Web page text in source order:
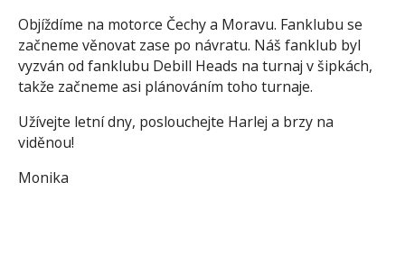
Objíždíme na motorce Čechy a Moravu. Fanklubu se
začneme věnovat zase po návratu. Náš fanklub byl
vyzván od fanklubu Debill Heads na turnaj v šipkách,
takže začneme asi plánováním toho turnaje.
Užívejte letní dny, poslouchejte Harlej a brzy na
viděnou!
Monika